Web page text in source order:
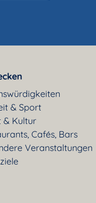
& Sport
& Kultur
Cafés, Bars
Veranstaltungen